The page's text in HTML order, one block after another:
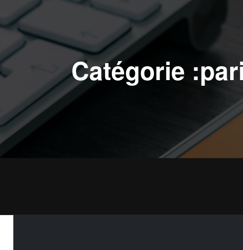
Catégorie